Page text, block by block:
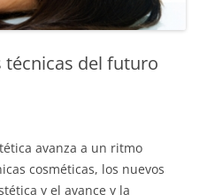
técnicas del futuro
avanza a un ritmo
cosméticas, los nuevos
y el avance y la